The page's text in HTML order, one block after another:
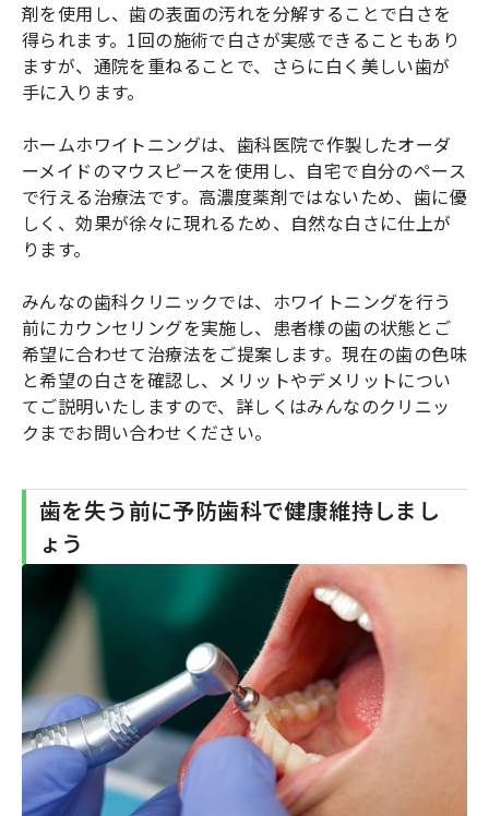
剤を使用し、歯の表面の汚れを分解することで白さを
得られます。1回の施術で白さが実感できることもあり
ますが、通院を重ねることで、さらに白く美しい歯が
手に入ります。
ホームホワイトニングは、歯科医院で作製したオーダ
ーメイドのマウスピースを使用し、自宅で自分のペース
で行える治療法です。高濃度薬剤ではないため、歯に優
しく、効果が徐々に現れるため、自然な白さに仕上が
ります。
みんなの歯科クリニックでは、ホワイトニングを行う
前にカウンセリングを実施し、患者様の歯の状態とご
希望に合わせて治療法をご提案します。現在の歯の色味
と希望の白さを確認し、メリットやデメリットについ
てご説明いたしますので、詳しくはみんなのクリニッ
クまでお問い合わせください。
歯を失う前に予防歯科で健康維持しまし
ょう